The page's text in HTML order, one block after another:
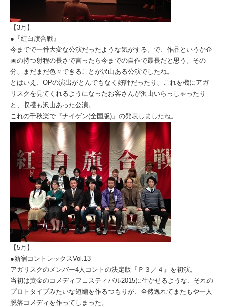
【3月】
●『紅白旗合戦』
今までで一番大変な公演だったような気がする。で、作品というか企
画の持つ射程の長さで言ったら今までの自作で最長だと思う。その
分、まだまだ色々できることが沢山ある公演でしたね。
とはいえ、OPの演出がとんでもなく好評だったり、これを機にアガ
リスクを見てくれるようになったお客さんが沢山いらっしゃったり
と、収穫も沢山あった公演。
これの千秋楽で『ナイゲン(全国版)』の発表しましたね。
【5月】
●新宿コントレックスVol.13
アガリスクのメンバー4人コントの決定版『Ｐ３／４』を初演。
当初は黄金のコメディフェスティバル2015に生かせるような、それの
プロトタイプみたいな短編を作るつもりが、全然逸れてまたもや一人
脱落コメディを作ってしまった。